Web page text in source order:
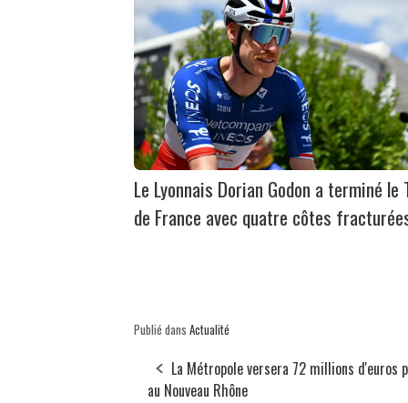
Le Lyonnais Dorian Godon a terminé le
de France avec quatre côtes
Publié dans Actualité
La Métropole versera 72 millions d'euros
au Nouveau Rhône